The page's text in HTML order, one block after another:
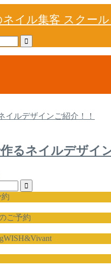
ネイル集客 スクー
るネイルデザイ
約
ご予約